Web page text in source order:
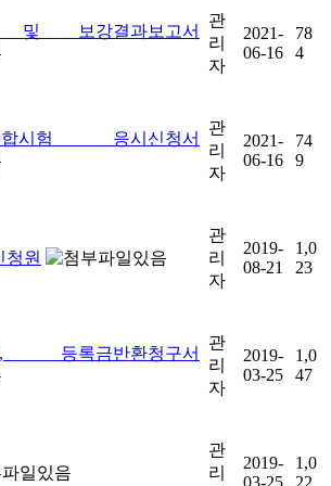
및 보강결과보고서
관
리
자
2021-
06-16
78
4
험 응시신청서
관
리
자
2021-
06-16
74
9
청원
관
리
자
2019-
08-21
1,0
23
록금반환청구서
관
리
자
2019-
03-25
1,0
47
관
리
2019-
03-25
1,0
22